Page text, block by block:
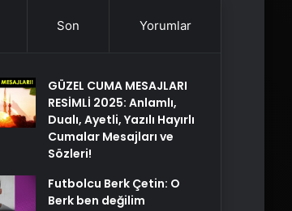
Son Yorumlar
GÜZEL CUMA MESAJLARI
RESİMLİ 2025: Anlamlı,
Dualı, Ayetli, Yazılı Hayırlı
Cumalar Mesajları ve
Sözleri!
Futbolcu Berk Çetin: O
Berk ben değilim